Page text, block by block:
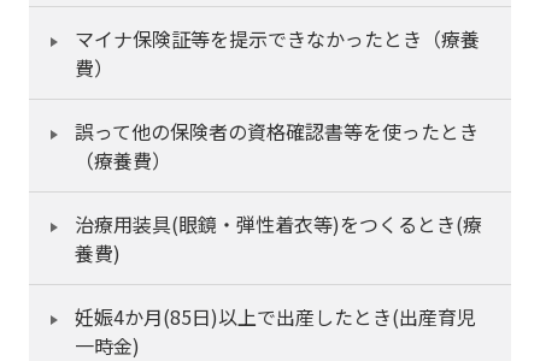
マイナ保険証等を提示できなかったとき（療養
費）
誤って他の保険者の資格確認書等を使ったとき
（療養費）
治療用装具(眼鏡・弾性着衣等)をつくるとき(療
養費)
妊娠4か月(85日)以上で出産したとき(出産育児
一時金)